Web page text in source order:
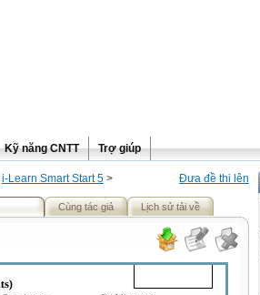
Kỹ năng CNTT Trợ giúp
Đưa đề thi lên
i-Learn Smart Start 5 >
Cùng tác giả Lịch sử tải về